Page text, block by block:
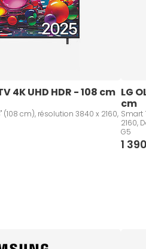
4K UHD HDR - 108 cm
(108 cm), résolution 3840 x 2160,
LG
cm
Smart
2160,
G5
1